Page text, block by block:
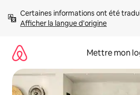
directement
Afficher la langue d'origine
Mettre mon